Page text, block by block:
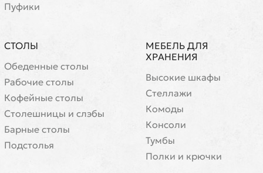
Пуфики
СТОЛЫ
Обеденные столы
Рабочие столы
Кофейные столы
Cтолешницы и слэбы
Барные столы
Подстолья
МЕБЕЛЬ ДЛЯ
ХРАНЕНИЯ
Высокие шкафы
Стеллажи
Комоды
Консоли
Тумбы
Полки и крючки